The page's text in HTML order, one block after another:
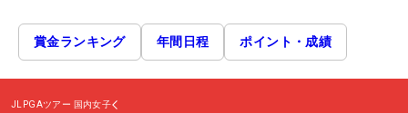
賞金ランキング 年間日程 ポイント・成績
JLPGAツアー 国内女子